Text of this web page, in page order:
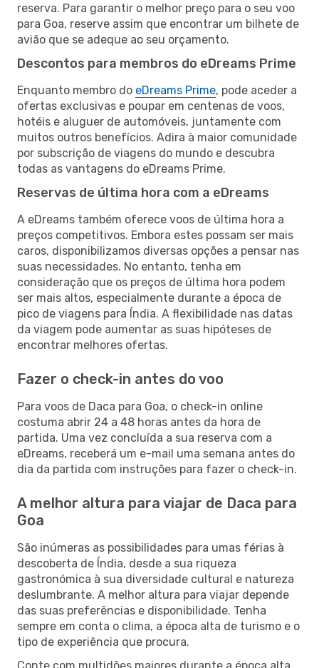
reserva. Para garantir o melhor preço para o seu voo
para Goa, reserve assim que encontrar um bilhete de
avião que se adeque ao seu orçamento.
Descontos para membros do eDreams Prime
Enquanto membro do eDreams Prime, pode aceder a
ofertas exclusivas e poupar em centenas de voos,
hotéis e aluguer de automóveis, juntamente com
muitos outros benefícios. Adira à maior comunidade
por subscrição de viagens do mundo e descubra
todas as vantagens do eDreams Prime.
Reservas de última hora com a eDreams
A eDreams também oferece voos de última hora a
preços competitivos. Embora estes possam ser mais
caros, disponibilizamos diversas opções a pensar nas
suas necessidades. No entanto, tenha em
consideração que os preços de última hora podem
ser mais altos, especialmente durante a época de
pico de viagens para Índia. A flexibilidade nas datas
da viagem pode aumentar as suas hipóteses de
encontrar melhores ofertas.
Fazer o check-in antes do voo
Para voos de Daca para Goa, o check-in online
costuma abrir 24 a 48 horas antes da hora de
partida. Uma vez concluída a sua reserva com a
eDreams, receberá um e-mail uma semana antes do
dia da partida com instruções para fazer o check-in.
A melhor altura para viajar de Daca para
Goa
São inúmeras as possibilidades para umas férias à
descoberta de Índia, desde a sua riqueza
gastronómica à sua diversidade cultural e natureza
deslumbrante. A melhor altura para viajar depende
das suas preferências e disponibilidade. Tenha
sempre em conta o clima, a época alta de turismo e o
tipo de experiência que procura.